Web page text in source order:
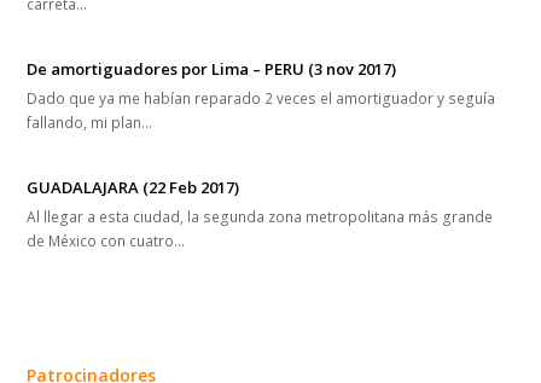
carreta…
De amortiguadores por Lima – PERU (3 nov 2017)
Dado que ya me habían reparado 2 veces el amortiguador y seguía
fallando, mi plan…
GUADALAJARA (22 Feb 2017)
Al llegar a esta ciudad, la segunda zona metropolitana más grande
de México con cuatro…
Patrocinadores